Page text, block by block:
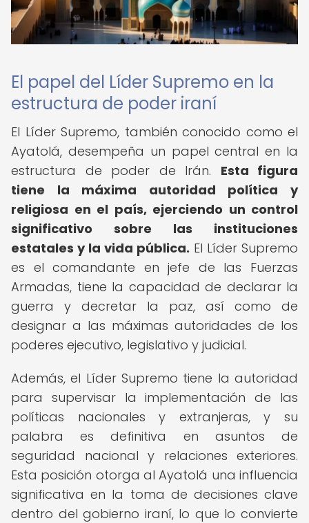
El papel del Líder Supremo en la
estructura de poder iraní
El Líder Supremo, también conocido como el
Ayatolá, desempeña un papel central en la
estructura de poder de Irán. Esta figura
tiene la máxima autoridad política y
religiosa en el país, ejerciendo un control
significativo sobre las instituciones
estatales y la vida pública. El Líder Supremo
es el comandante en jefe de las Fuerzas
Armadas, tiene la capacidad de declarar la
guerra y decretar la paz, así como de
designar a las máximas autoridades de los
poderes ejecutivo, legislativo y judicial.
Además, el Líder Supremo tiene la autoridad
para supervisar la implementación de las
políticas nacionales y extranjeras, y su
palabra es definitiva en asuntos de
seguridad nacional y relaciones exteriores.
Esta posición otorga al Ayatolá una influencia
significativa en la toma de decisiones clave
dentro del gobierno iraní, lo que lo convierte